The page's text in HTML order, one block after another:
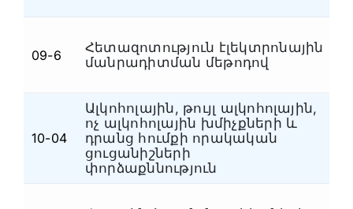
09-6
Հետազոտություն էլեկտրոնային
մանրադիտման մեթոդով
10-04
Ալկոհոլային, թույլ ալկոհոլային,
ոչ ալկոհոլային խմիչքների և
դրանց հումքի որակական
ցուցանիշների
փորձաքննություն